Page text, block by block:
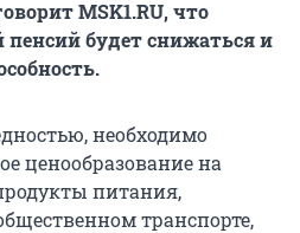
MSK1.RU, что
пенсий будет снижаться и
необходимо
ценообразование на
питания,
транспорте,